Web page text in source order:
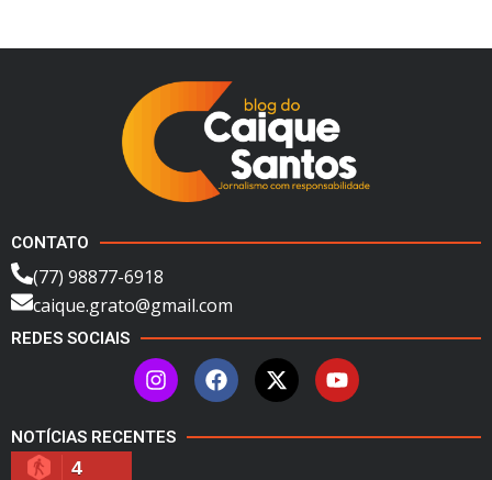
CONTATO
(77) 98877-6918
caique.grato@gmail.com
REDES SOCIAIS
NOTÍCIAS RECENTES
4